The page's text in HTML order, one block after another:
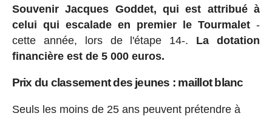
Souvenir Jacques Goddet, qui est attribué à
celui qui escalade en premier le Tourmalet -
cette année, lors de l'étape 14-. La dotation
financière est de 5 000 euros.
Prix du classement des jeunes : maillot blanc
Seuls les moins de 25 ans peuvent prétendre à